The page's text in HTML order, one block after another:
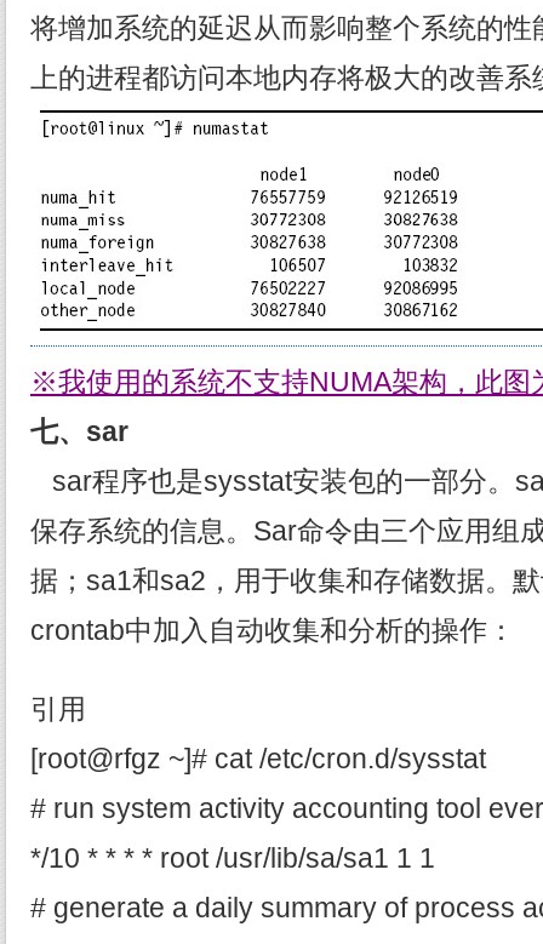
将增加系统的延迟从而影响整个系统的
上的进程都访问本地内存将极大的改善系
※我使用的系统不支持NUMA架构，此图
七、sar
sar程序也是sysstat安装包的一部分。
保存系统的信息。Sar命令由三个应用组
据；sa1和sa2，用于收集和存储数据。
crontab中加入自动收集和分析的操作：
引用
[root@rfgz ~]# cat /etc/cron.d/sysstat
# run system activity accounting tool
*/10 * * * * root /usr/lib/sa/sa1 1 1
# generate a daily summary of process